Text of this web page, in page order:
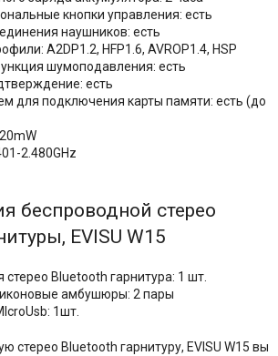
кнопки управления: есть
наушников: есть
A2DP1.2, HFP1.6, AVROP1.4, HSP
шумоподавления: есть
есть
для подключения карты памяти: есть (до
2.480GHz
беспроводной стерео
EVISU W15
стерео Bluetooth гарнитура: 1 шт.
амбушюры: 2 пары
1шт.
стерео Bluetooth гарнитуру, EVISU W15 вы